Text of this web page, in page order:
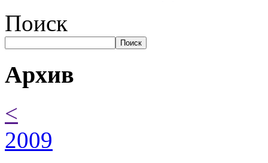
Поиск
Поиск
Архив
<
2009